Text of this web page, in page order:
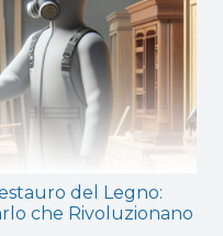
del Legno:
che Rivoluzionano